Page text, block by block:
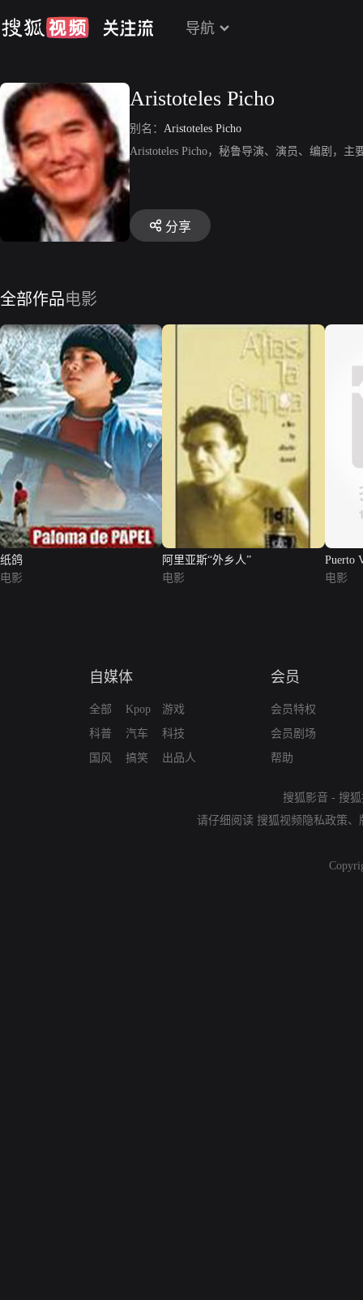
导航
Aristoteles Picho
别名： Aristoteles Picho
Aristoteles Picho，秘鲁导演、演员、编剧，
分享
全部作品电影
纸鸽
电影
阿里亚斯“外乡人”
电影
Puerto
电影
自媒体
全部
科普
国风
Kpop
汽车
搞笑
游戏
科技
出品人
会员
会员特权
会员剧场
帮助
搜狐影音 - 搜
请仔细阅读 搜狐视频隐私政策、